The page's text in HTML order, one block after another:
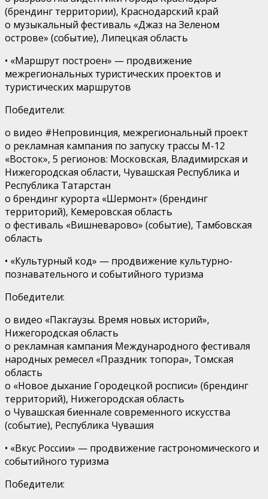
(брендинг территории), Краснодарский край
o музыкальный фестиваль «Джаз на Зеленом
острове» (событие), Липецкая область
• «Маршрут построен» — продвижение
межрегиональных туристических проектов и
туристических маршрутов
Победители:
o видео #Непровинция, межрегиональный проект
o рекламная кампания по запуску трассы М-12
«Восток», 5 регионов: Московская, Владимирская и
Нижегородская области, Чувашская Республика и
Республика Татарстан
o брендинг курорта «Шермонт» (брендинг
территорий), Кемеровская область
o фестиваль «Вишневарово» (событие), Тамбовская
область
• «Культурный код» — продвижение культурно-
познавательного и событийного туризма
Победители:
o видео «Пакгаузы. Время новых историй»,
Нижегородская область
o рекламная кампания Международного фестиваля
народных ремесел «Праздник топора», Томская
область
o «Новое дыхание Городецкой росписи» (брендинг
территорий), Нижегородская область
o Чувашская биеннале современного искусства
(событие), Республика Чувашия
• «Вкус России» — продвижение гастрономического и
событийного туризма
Победители: